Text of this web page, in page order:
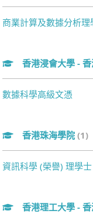
商業計算及數據分析理
香港浸會大學 -
數據科學高級文憑
香港珠海學院 (1)
資訊科學 (榮譽) 理學士
香港理工大學 -